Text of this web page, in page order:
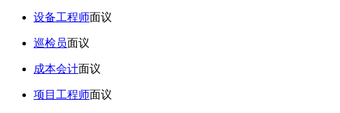
设备工程师面议
巡检员面议
成本会计面议
项目工程师面议